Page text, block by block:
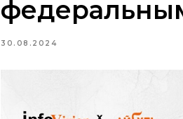
30.08.2024